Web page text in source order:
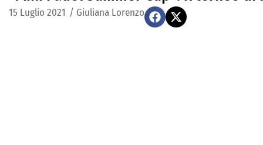
15 Luglio 2021 / Giuliana Lorenzo